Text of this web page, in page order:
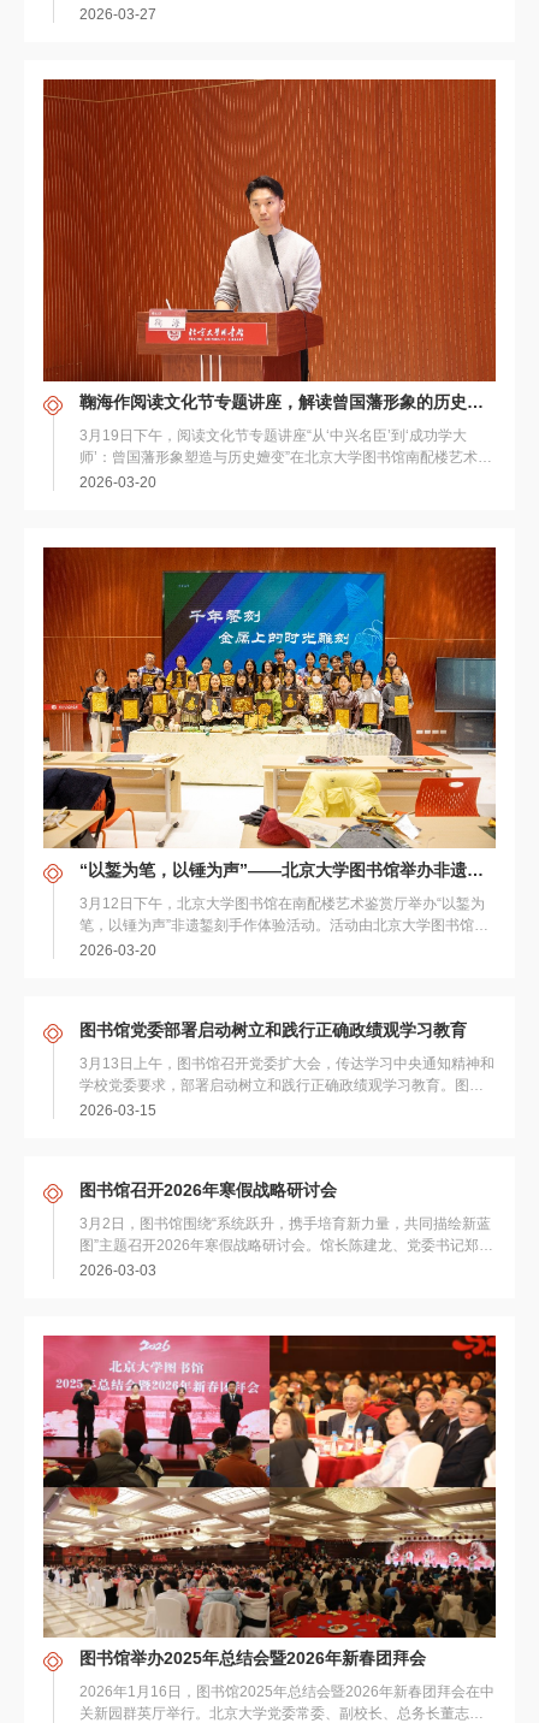
举行。北京外国语大学俄语学院副教授艾欣应邀...
2026-03-27
鞠海作阅读文化节专题讲座，解读曾国藩形象的历史嬗变
3月19日下午，阅读文化节专题讲座“从‘中兴名臣’到‘成功学大
师’：曾国藩形象塑造与历史嬗变”在北京大学图书馆南配楼艺术鉴
赏厅举行。本次活动由北京大学图书馆与后...
2026-03-20
“以錾为笔，以锤为声”——北京大学图书馆举办非遗錾刻手作体验活动
3月12日下午，北京大学图书馆在南配楼艺术鉴赏厅举办“以錾为
笔，以锤为声”非遗錾刻手作体验活动。活动由北京大学图书馆联
合北京橙艺科技有限公司共同开展，通过工艺讲...
2026-03-20
图书馆党委部署启动树立和践行正确政绩观学习教育
3月13日上午，图书馆召开党委扩大会，传达学习中央通知精神和
学校党委要求，部署启动树立和践行正确政绩观学习教育。图书
馆党政班子成员、党委委员和党支部书记参加会议...
2026-03-15
图书馆召开2026年寒假战略研讨会
3月2日，图书馆围绕“系统跃升，携手培育新力量，共同描绘新蓝
图”主题召开2026年寒假战略研讨会。馆长陈建龙、党委书记郑清
2026-03-03
图书馆举办2025年总结会暨2026年新春团拜会
2026年1月16日，图书馆2025年总结会暨2026年新春团拜会在中
关新园群英厅举行。北京大学党委常委、副校长、总务长董志